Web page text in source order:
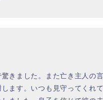
きました。また亡き主人の
ます。いつも見守ってくれ